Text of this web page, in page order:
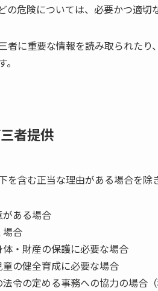
の危険については、必要かつ適切
者に重要な情報を読み取られた
者提供
を含む正当な理由がある場合を除
がある場合
場合
・財産の保護に必要な場合
の健全育成に必要な場合
令の定める事務への協力の場合